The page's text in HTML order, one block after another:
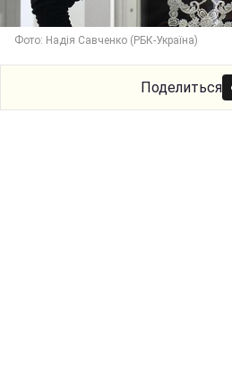
Фото: Надія Савченко (РБК-Україна)
Поделиться